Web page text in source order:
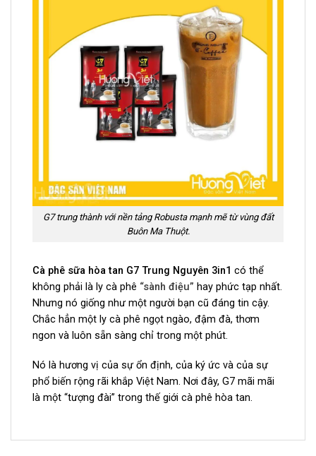
G7 trung thành với nền tảng Robusta mạnh mẽ từ vùng đất
Buôn Ma Thuột.
Cà phê sữa hòa tan G7 Trung Nguyên 3in1 có thể
không phải là ly cà phê “sành điệu” hay phức tạp nhất.
Nhưng nó giống như một người bạn cũ đáng tin cậy.
Chắc hẳn một ly cà phê ngọt ngào, đậm đà, thơm
ngon và luôn sẵn sàng chỉ trong một phút.
Nó là hương vị của sự ổn định, của ký ức và của sự
phổ biến rộng rãi khắp Việt Nam. Nơi đây, G7 mãi mãi
là một “tượng đài” trong thế giới cà phê hòa tan.